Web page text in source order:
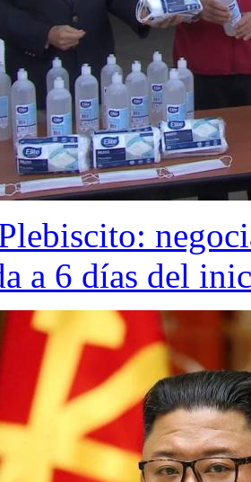
a 6 días del